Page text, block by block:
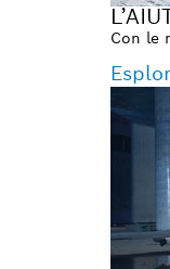
Con le